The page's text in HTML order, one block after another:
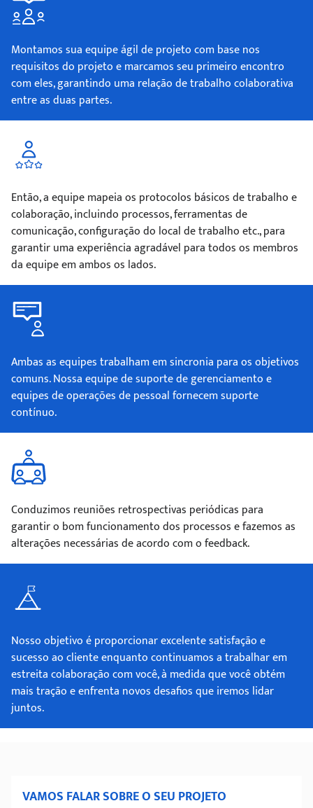
Montamos sua equipe ágil de projeto com base nos
requisitos do projeto e marcamos seu primeiro encontro
com eles, garantindo uma relação de trabalho colaborativa
entre as duas partes.
Então, a equipe mapeia os protocolos básicos de trabalho e
colaboração, incluindo processos, ferramentas de
comunicação, configuração do local de trabalho etc., para
garantir uma experiência agradável para todos os membros
da equipe em ambos os lados.
Ambas as equipes trabalham em sincronia para os objetivos
comuns. Nossa equipe de suporte de gerenciamento e
equipes de operações de pessoal fornecem suporte
contínuo.
Conduzimos reuniões retrospectivas periódicas para
garantir o bom funcionamento dos processos e fazemos as
alterações necessárias de acordo com o feedback.
Nosso objetivo é proporcionar excelente satisfação e
sucesso ao cliente enquanto continuamos a trabalhar em
estreita colaboração com você, à medida que você obtém
mais tração e enfrenta novos desafios que iremos lidar
juntos.
VAMOS FALAR SOBRE O SEU PROJETO